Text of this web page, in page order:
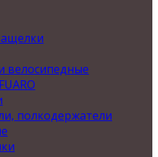
велосипедные
полкодержатели